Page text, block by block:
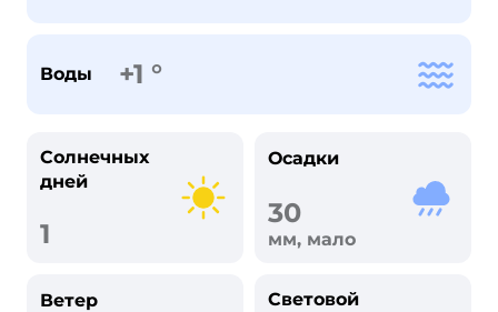
Воды +1 °
Солнечных
дней
1
Осадки
30
мм, мало
Ветер
Световой